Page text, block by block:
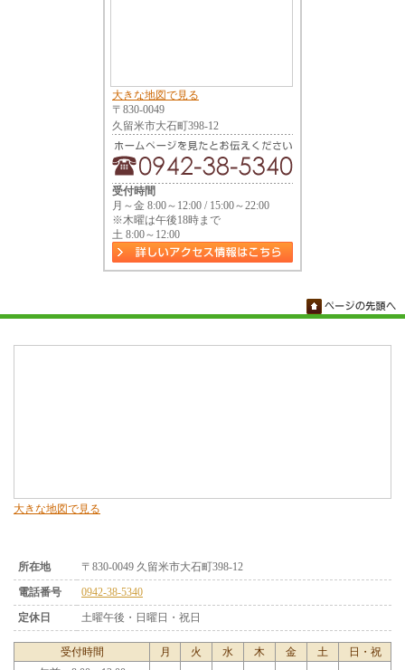
大きな地図で見る
〒830-0049
久留米市大石町398-12
受付時間
月～金 8:00～12:00 / 15:00～22:00
※木曜は午後18時まで
土 8:00～12:00
大きな地図で見る
所在地
〒830-0049 久留米市大石町398-12
電話番号
0942-38-5340
定休日
土曜午後・日曜日・祝日
受付時間 月 火 水 木 金 土
日・祝